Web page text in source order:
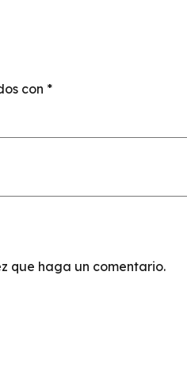
con *
que haga un comentario.